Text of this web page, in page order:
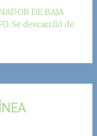
DE BAJA
Se descarriló de